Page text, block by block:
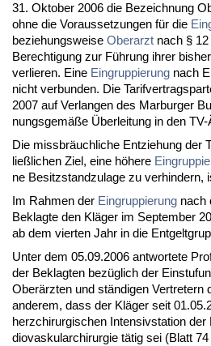
31. Ok­to­ber 2006 die Be­zeich­nung
oh­ne die Vor­aus­set­zun­gen für die
be­zie­hungs­wei­se Ober­arzt nach §
Be­rech­ti­gung zur Führung ih­rer
ver­lie­ren. Ei­ne Ein­grup­pie­rung nach
nicht ver­bun­den. Die
2007 auf Ver­lan­gen des Mar­bur­ger
nungs­gemäße Über­lei­tung in den
Die miss­bräuch­li­che Ent­zie­hung der
ließli­chen Ziel, ei­ne höhe­re
ne Be­sitz­stand­zu­la­ge zu ver­hin­dern,
Im Rah­men der Ein­grup­pie­rung nach
Be­klag­te den Kläger im Sep­tem­ber
ab dem vier­ten Jahr in die
Un­ter dem 05.09.2006 ant­wor­te­te
der Be­klag­ten bezüglich der
Oberärz­ten und ständi­gen Ver­tre­tern
an­de­rem, dass der Kläger seit
herz­chir­ur­gi­schen In­ten­siv­sta­ti­on
dio­vas­ku­lar­chir­ur­gie tätig sei (Blatt